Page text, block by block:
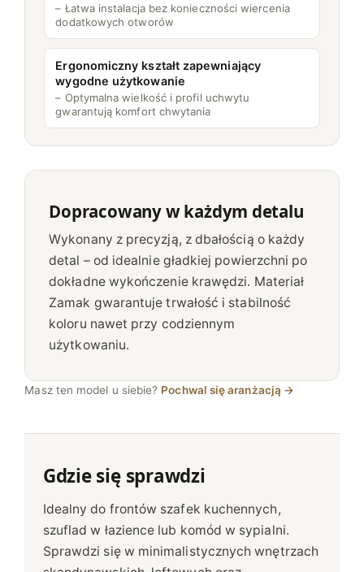
– Łatwa instalacja bez konieczności wiercenia
dodatkowych otworów
Ergonomiczny kształt zapewniający
wygodne użytkowanie
– Optymalna wielkość i profil uchwytu
gwarantują komfort chwytania
Dopracowany w każdym detalu
Wykonany z precyzją, z dbałością o każdy
detal – od idealnie gładkiej powierzchni po
dokładne wykończenie krawędzi. Materiał
Zamak gwarantuje trwałość i stabilność
koloru nawet przy codziennym
użytkowaniu.
Masz ten model u siebie? Pochwal się aranżacją →
Gdzie się sprawdzi
Idealny do frontów szafek kuchennych,
szuflad w łazience lub komód w sypialni.
Sprawdzi się w minimalistycznych wnętrzach